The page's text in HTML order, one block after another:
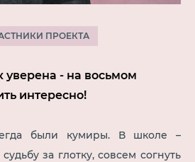
ПРОЕКТА
уверена - на восьмом
интересно!
были кумиры. В школе –
за глотку, совсем согнуть